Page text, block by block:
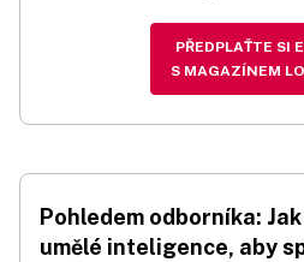
PŘEDPLAŤTE SI
S MAGAZÍNEM
Pohledem odborníka:
umělé inteligence, aby